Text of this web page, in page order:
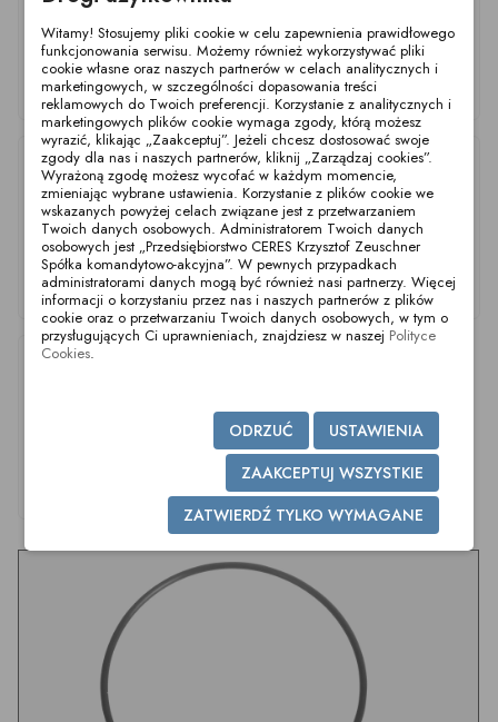
Aseptyczny O-Ring
DN50 EPDM
Aseptyczny O-Ring
DN32 EPDM
Aseptyczny O-Ring
DN65 EPDM
Asep. O-Ring DN10-
½"-13.5 EPDM
Aseptyczny O-Ring
DN40 EPDM
Aseptyczny O-Ring
DN15-¾" EPDM
Aseptyczny O-Ring
DN25 EPDM
Witamy! Stosujemy pliki cookie w celu zapewnienia prawidłowego
funkcjonowania serwisu. Możemy również wykorzystywać pliki
cookie własne oraz naszych partnerów w celach analitycznych i
marketingowych, w szczególności dopasowania treści
reklamowych do Twoich preferencji. Korzystanie z analitycznych i
marketingowych plików cookie wymaga zgody, którą możesz
wyrazić, klikając „Zaakceptuj”. Jeżeli chcesz dostosować swoje
zgody dla nas i naszych partnerów, kliknij „Zarządzaj cookies”.
Wyrażoną zgodę możesz wycofać w każdym momencie,
zmieniając wybrane ustawienia. Korzystanie z plików cookie we
wskazanych powyżej celach związane jest z przetwarzaniem
Twoich danych osobowych. Administratorem Twoich danych
osobowych jest „Przedsiębiorstwo CERES Krzysztof Zeuschner
Spółka komandytowo-akcyjna”. W pewnych przypadkach
administratorami danych mogą być również nasi partnerzy. Więcej
informacji o korzystaniu przez nas i naszych partnerów z plików
cookie oraz o przetwarzaniu Twoich danych osobowych, w tym o
przysługujących Ci uprawnieniach, znajdziesz w naszej Polityce
Cookies.
USTAWIENIA
ODRZUĆ
ZAAKCEPTUJ WSZYSTKIE
ZATWIERDŹ TYLKO WYMAGANE